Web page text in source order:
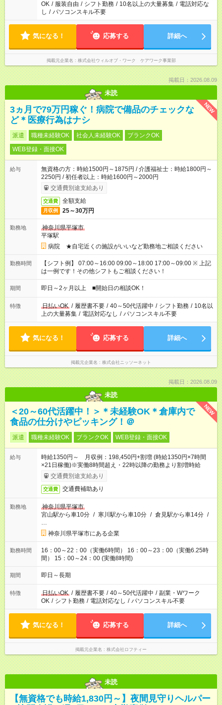
OK / 服装自由 / シフト勤務 / 10名以上の大量募集 / 電話対応な
し / パソコンスキル不要
気になる！ 応募する 詳細へ
掲載元企業名 株式会社ウィルオブ・ワーク ケアワーク事業部
掲載日：2026.08.09
未読
NEW
3ヵ月で79万円稼ぐ！病院で備品のチェックな
ど＊医療行為はナシ
派遣 職種未経験OK 社会人未経験OK
ブランクOK
WEB登録・面接OK
給与
無資格の方：時給1500円～1875円 / 介護福祉士：時給1800円～
2250円 / 初任者以上：時給1600円～2000円
交通費別途支給あり
交通費 全額支給
月収例 25～30万円
勤務地
神奈川県平塚市
平塚駅
病院 ★自宅近くの施設がいいなど勤務地ご相談ください
勤務時間
【シフト例】 07:00～16:00 09:00～18:00 17:00～09:00 ※ 上記
は一例です！その他シフトもご相談ください！
期間 即日～2ヶ月以上 ■開始日の相談OK！
特徴 日払いOK / 履歴書不要 / 40～50代活躍中 / シフト勤務 / 10名以
上の大量募集 / 電話対応なし / パソコンスキル不要
気になる！ 応募する 詳細へ
掲載元企業名 株式会社ニッソーネット
掲載日：2026.08.09
未読
NEW
＜20～60代活躍中！＞＊未経験OK＊倉庫内で
食品の仕分けやピッキング！＠
派遣 職種未経験OK ブランクOK WEB登録・面接OK
給与
時給1350円～ 月収例：198,450円+割増 (時給1350円×7時間
×21日稼働)※実働8時間超え・22時以降の勤務より割増時給
交通費別途支給あり
交通費 交通費補助あり
勤務地
神奈川県平塚市
宮山駅から車10分 / 寒川駅から車10分 / 倉見駅から車14分 /
…
神奈川県平塚市にある企業
勤務時間
16：00～22：00（実働6時間） 16：00～23：00（実働6.25時
間） 15：00～24：00 (実働8時間)
期間 即日～長期
特徴 日払いOK / 履歴書不要 / 40～50代活躍中 / 副業・Wワーク
OK / シフト勤務 / 電話対応なし / パソコンスキル不要
気になる！ 応募する 詳細へ
掲載元企業名 株式会社ロフティー
未読
【無資格でも時給1,830円～】夜間見守りヘルパー